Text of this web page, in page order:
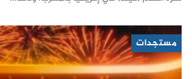
مستجدات